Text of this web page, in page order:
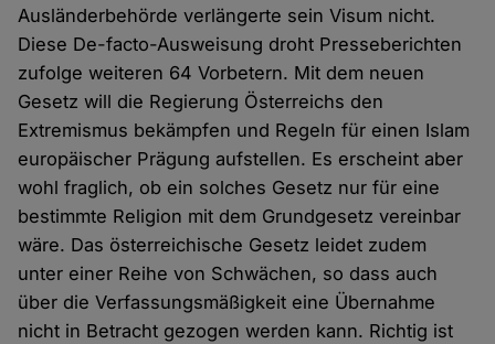
Ausländerbehörde verlängerte sein Visum nicht.
Diese De-facto-Ausweisung droht Presseberichten
zufolge weiteren 64 Vorbetern. Mit dem neuen
Gesetz will die Regierung Österreichs den
Extremismus bekämpfen und Regeln für einen Islam
europäischer Prägung aufstellen. Es erscheint aber
wohl fraglich, ob ein solches Gesetz nur für eine
bestimmte Religion mit dem Grundgesetz vereinbar
wäre. Das österreichische Gesetz leidet zudem
unter einer Reihe von Schwächen, so dass auch
über die Verfassungsmäßigkeit eine Übernahme
nicht in Betracht gezogen werden kann. Richtig ist